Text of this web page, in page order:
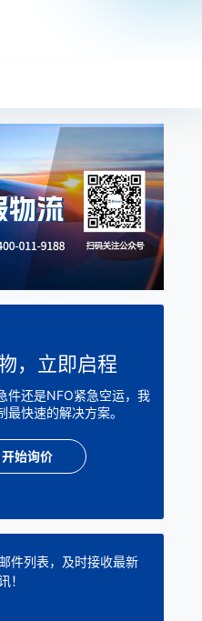
，立即启程
件还是NFO紧急空运，我
最快速的解决方案。
开始询价
件列表，及时接收最新
！